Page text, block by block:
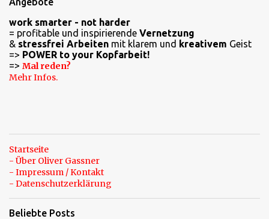
n
t
a
r
e
work smarter - not harder
= profitable und inspirierende Vernetzung
& stressfrei Arbeiten mit klarem und kreativem Geist
=> POWER to your Kopfarbeit!
=> Mal reden?
Mehr Infos.
Startseite
- Über Oliver Gassner
- Impressum / Kontakt
- Datenschutzerklärung
Beliebte Posts